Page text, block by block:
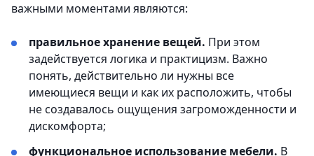
важными моментами являются:
правильное хранение вещей. При этом
задействуется логика и практицизм. Важно
понять, действительно ли нужны все
имеющиеся вещи и как их расположить, чтобы
не создавалось ощущения загроможденности и
дискомфорта;
функциональное использование мебели. В